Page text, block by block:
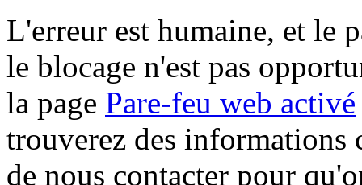
L'erreur est humaine, et le
le blocage n'est pas
la page Pare-feu web activé
trouverez des informations
de nous contacter pour